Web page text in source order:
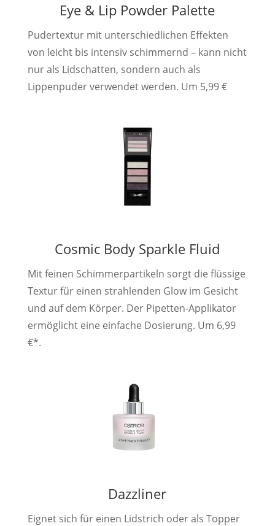
Eye & Lip Powder Palette
Pudertextur mit unterschiedlichen Effekten
von leicht bis intensiv schimmernd – kann nicht
nur als Lidschatten, sondern auch als
Lippenpuder verwendet werden. Um 5,99 €
Cosmic Body Sparkle Fluid
Mit feinen Schimmerpartikeln sorgt die flüssige
Textur für einen strahlenden Glow im Gesicht
und auf dem Körper. Der Pipetten-Applikator
ermöglicht eine einfache Dosierung. Um 6,99
€*.
Dazzliner
Eignet sich für einen Lidstrich oder als Topper